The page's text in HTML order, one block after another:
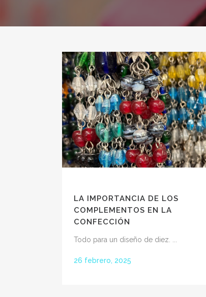
LA IMPORTANCIA DE LOS
COMPLEMENTOS EN LA
CONFECCIÓN
Todo para un diseño de diez. ...
26 febrero, 2025